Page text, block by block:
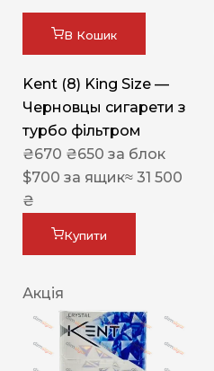
В Кошик
Kent (8) King Size —
Черновцы сигарети з
турбо фільтром
₴670 ₴650 за блок
$700 за ящик≈ 31 500
₴
Купити
Акція